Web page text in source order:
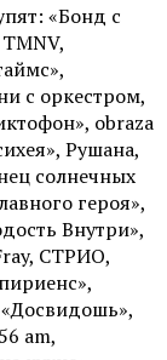
«Бонд с
с оркестром,
obraza
Рушана,
солнечных
героя»,
Внутри»,
СТРИО,
am,